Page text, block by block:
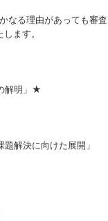
なる理由があっても審査
ます。
解明」★
解決に向けた展開」